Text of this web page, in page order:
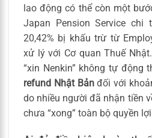
lao động có thể còn một
Japan Pension Service chi
20,42% bị khấu trừ từ
xử lý với Cơ quan Thuế
“xin Nenkin” không tự động
refund Nhật Bảnđối với
do nhiều người đã nhận tiền
chưa “xong” toàn bộ quyền